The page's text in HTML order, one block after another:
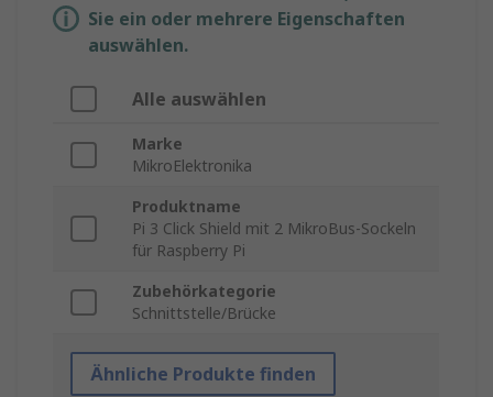
Sie ein oder mehrere Eigenschaften
auswählen.
Alle auswählen
Marke
MikroElektronika
Produktname
Pi 3 Click Shield mit 2 MikroBus-Sockeln
für Raspberry Pi
Zubehörkategorie
Schnittstelle/Brücke
Ähnliche Produkte finden